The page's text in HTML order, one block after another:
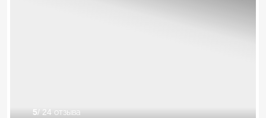
5/ 24 отзыва